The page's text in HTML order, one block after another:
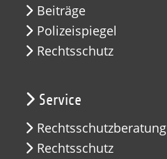
Beiträge
Polizeispiegel
Rechtsschutz
Service
Rechtsschutzberatung
Rechtsschutz